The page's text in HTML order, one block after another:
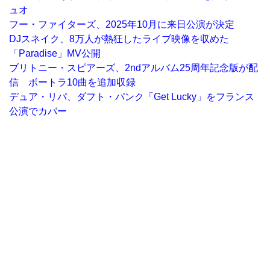
ュオ
フー・ファイターズ、2025年10月に来日公演が決定
DJスネイク、8万人が熱狂したライブ映像を収めた
「Paradise」MV公開
ブリトニー・スピアーズ、2ndアルバム25周年記念版が配
信 ボートラ10曲を追加収録
デュア・リパ、ダフト・パンク「Get Lucky」をフランス
公演でカバー